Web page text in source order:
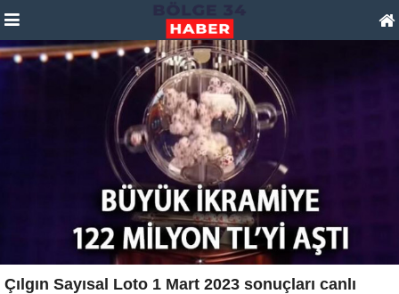
Çılgın Sayısal Loto 1 Mart 2023 sonuçları canlı